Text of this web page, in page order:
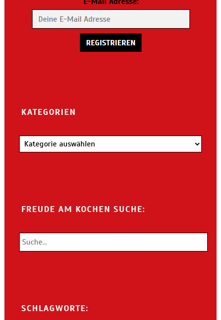
KATEGORIEN
Kategorien
FREUDE AM KOCHEN SUCHE:
SCHLAGWORTE: